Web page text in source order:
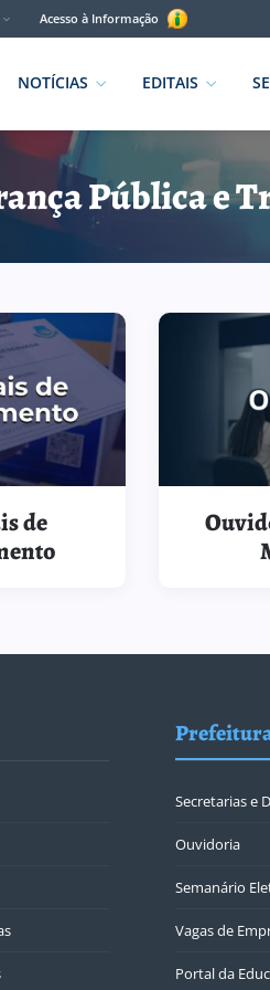
Acesso à Informação
NOTÍCIAS EDITAIS
Pública e
de
Secretarias e
Ouvidoria
Semanário
Vagas de
Portal da